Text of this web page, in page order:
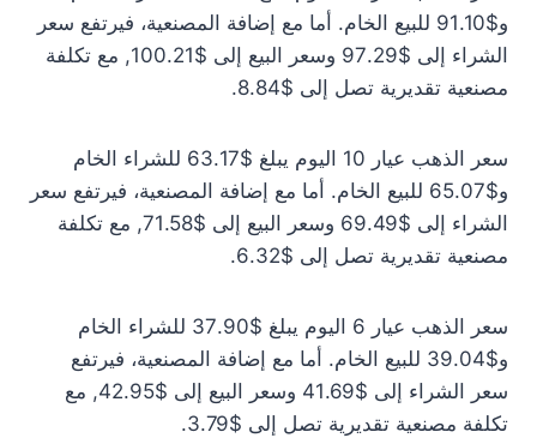
و$91.10 للبيع الخام. أما مع إضافة المصنعية، فيرتفع سعر
الشراء إلى $97.29 وسعر البيع إلى $100.21, مع تكلفة
مصنعية تقديرية تصل إلى $8.84.
سعر الذهب عيار 10 اليوم يبلغ $63.17 للشراء الخام
و$65.07 للبيع الخام. أما مع إضافة المصنعية، فيرتفع سعر
الشراء إلى $69.49 وسعر البيع إلى $71.58, مع تكلفة
مصنعية تقديرية تصل إلى $6.32.
سعر الذهب عيار 6 اليوم يبلغ $37.90 للشراء الخام
و$39.04 للبيع الخام. أما مع إضافة المصنعية، فيرتفع
سعر الشراء إلى $41.69 وسعر البيع إلى $42.95, مع
تكلفة مصنعية تقديرية تصل إلى $3.79.